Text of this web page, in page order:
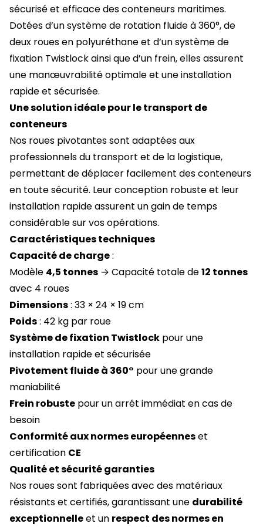
sécurisé et efficace desconteneurs maritimes.
Dotées d’un système de rotation fluide à 360°, de
deux roues en polyuréthane et d’un système de
fixation Twistlock ainsi que d’un frein, elles assurent
une manœuvrabilité optimale et une installation
rapide et sécurisée.
Une solution idéale pour le transport de
conteneurs
Nos roues pivotantes sont adaptées aux
professionnels du transport et de la logistique,
permettant de déplacer facilement des conteneurs
en toute sécurité. Leur conception robuste et leur
installation rapide assurent un gain de temps
considérable sur vos opérations.
Caractéristiques techniques
Capacité de charge:
Modèle 4,5 tonnes → Capacité totale de12 tonnes
avec 4 roues
Dimensions: 33 × 24 × 19 cm
Poids: 42 kg par roue
Système de fixation Twistlock pour une
installation rapide et sécurisée
Pivotement fluide à 360° pour une grande
maniabilité
Frein robuste pour un arrêt immédiat en cas de
besoin
Conformité aux normes européenneset
certification CE
Qualité et sécurité garanties
Nos roues sont fabriquées avec des matériaux
résistants et certifiés, garantissant une durabilité
exceptionnelleet un respect des normes en